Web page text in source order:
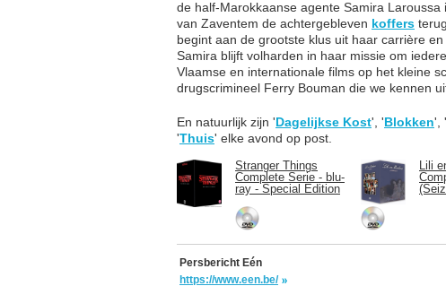
de half-Marokkaanse agente Samira
van Zaventem de achtergebleven koffers
begint aan de grootste klus uit haar carrière
Samira blijft volharden in haar missie om
Vlaamse en internationale films op het kleine
drugscrimineel Ferry Bouman die we kennen
En natuurlijk zijn 'Dagelijkse Kost', 'Blokken', '
'Thuis' elke avond op post.
Stranger Things
Complete Serie - blu-
ray - Special Edition
Lili
Persbericht Eén
https://www.een.be/